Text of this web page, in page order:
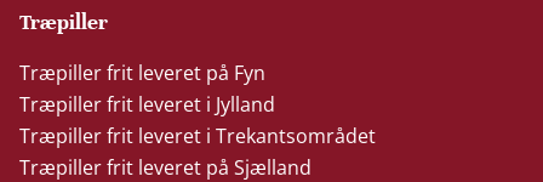
Træpiller
Træpiller frit leveret på Fyn
Træpiller frit leveret i Jylland
Træpiller frit leveret i Trekantsområdet
Træpiller frit leveret på Sjælland